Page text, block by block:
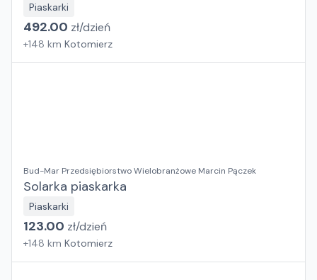
Piaskarki
492.00 zł/dzień
+148 km Kotomierz
Bud-Mar Przedsiębiorstwo Wielobranżowe Marcin Pączek
Solarka piaskarka
Piaskarki
123.00 zł/dzień
+148 km Kotomierz